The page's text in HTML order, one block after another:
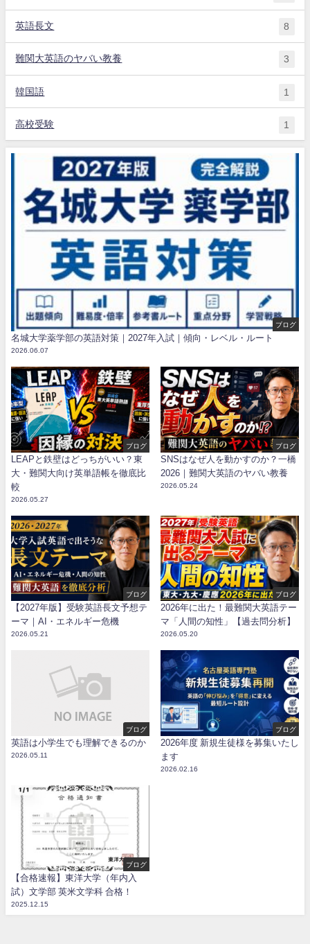
英語長文 8
難関大英語のヤバい教養 3
韓国語 1
高校受験 1
ブログ
名城大学薬学部の英語対策｜2027年入試｜傾向・レベル・ルート
2026.06.07
ブログ
LEAPと鉄壁はどっちがいい？東
大・難関大向け英単語帳を徹底比
較
2026.05.27
ブログ
SNSはなぜ人を動かすのか？一橋
2026｜難関大英語のヤバい教養
2026.05.24
ブログ
【2027年版】受験英語長文予想テ
ーマ｜AI・エネルギー危機
2026.05.21
ブログ
2026年に出た！最難関大英語テー
マ「人間の知性」【過去問分析】
2026.05.20
ブログ
英語は小学生でも理解できるのか
2026.05.11
ブログ
2026年度 新規生徒様を募集いたし
ます
2026.02.16
ブログ
【合格速報】東洋大学（年内入
試）文学部 英米文学科 合格！
2025.12.15